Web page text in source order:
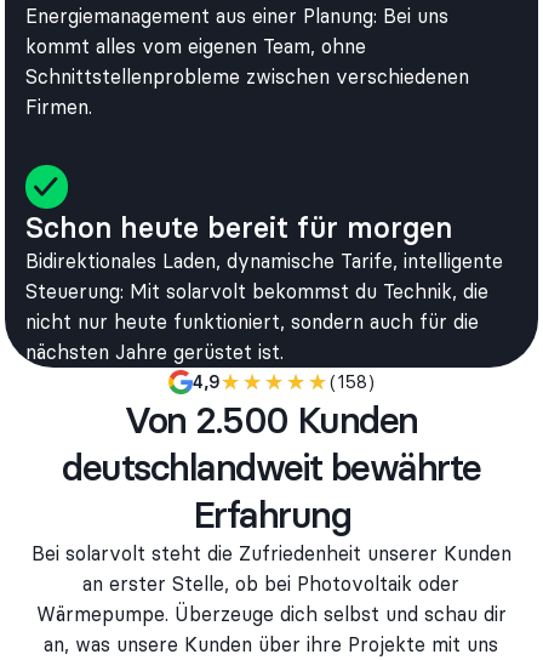
Energiemanagement aus einer Planung: Bei uns
kommt alles vom eigenen Team, ohne
Schnittstellenprobleme zwischen verschiedenen
Firmen.
Schon heute bereit für morgen
Bidirektionales Laden, dynamische Tarife, intelligente
Steuerung: Mit solarvolt bekommst du Technik, die
nicht nur heute funktioniert, sondern auch für die
nächsten Jahre gerüstet ist.
4,9★★★★★
★★★★★(158)
Von 2.500 Kunden
deutschlandweit bewährte
Erfahrung
Bei solarvolt steht die Zufriedenheit unserer Kunden
an erster Stelle, ob bei Photovoltaik oder
Wärmepumpe. Überzeuge dich selbst und schau dir
an, was unsere Kunden über ihre Projekte mit uns